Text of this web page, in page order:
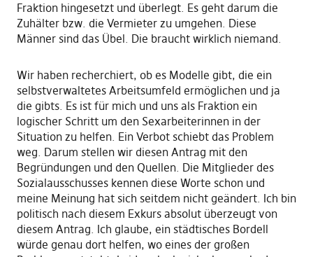
Fraktion hingesetzt und überlegt. Es geht darum die
Zuhälter bzw. die Vermieter zu umgehen. Diese
Männer sind das Übel. Die braucht wirklich niemand.
Wir haben recherchiert, ob es Modelle gibt, die ein
selbstverwaltetes Arbeitsumfeld ermöglichen und ja
die gibts. Es ist für mich und uns als Fraktion ein
logischer Schritt um den Sexarbeiterinnen in der
Situation zu helfen. Ein Verbot schiebt das Problem
weg. Darum stellen wir diesen Antrag mit den
Begründungen und den Quellen. Die Mitglieder des
Sozialausschusses kennen diese Worte schon und
meine Meinung hat sich seitdem nicht geändert. Ich bin
politisch nach diesem Exkurs absolut überzeugt von
diesem Antrag. Ich glaube, ein städtisches Bordell
würde genau dort helfen, wo eines der großen